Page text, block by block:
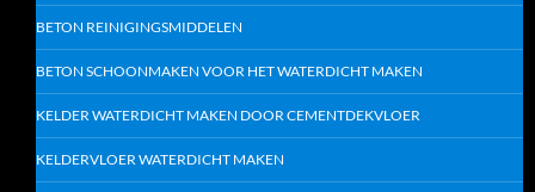
BETON REINIGINGSMIDDELEN
BETON SCHOONMAKEN VOOR HET WATERDICHT MAKEN
KELDER WATERDICHT MAKEN DOOR CEMENTDEKVLOER
KELDERVLOER WATERDICHT MAKEN